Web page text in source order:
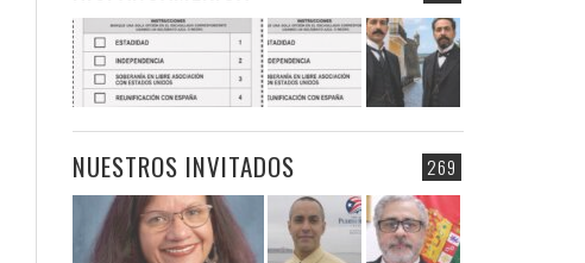
269
NUESTROS INVITADOS